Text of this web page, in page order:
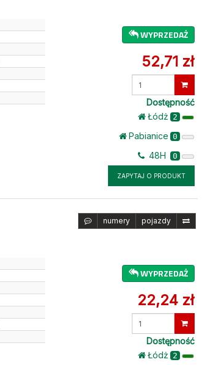
WYPRZEDAŻ
52,71 zł
Dostępność
Łódż 2
Pabianice 0
48H 0
ZAPYTAJ O PRODUKT
numery pojazdy
WYPRZEDAŻ
22,24 zł
Dostępność
Łódż 2